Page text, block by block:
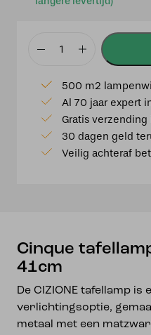
Cinque
Cizione
zwart
41cm
aantal
500 m2
Al 70 jaar expert
Gratis
30 dagen geld
Veilig achteraf
Cinque
41cm
De CIZIONE tafellamp is
verlichtingsoptie,
metaal met een